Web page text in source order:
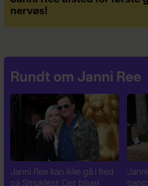
nervøs!
Rundt om Janni Ree
Janni Ree kan ikke gå i fred
på Smukfest: Det bliver